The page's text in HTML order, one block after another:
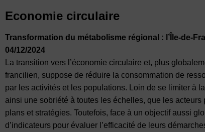
Economie circulaire
Transformation du métabolisme régional : l’Île-de-
04/12/2024
La transition vers l’économie circulaire et, plus
francilien, suppose de réduire la consommation de
par les activités et les populations. Loin de se limiter à
ainsi une sobriété à toutes les échelles, que les acteurs
plans et stratégies. Toutefois, face à un objectif aussi
d’indicateurs pour évaluer l’efficacité de leurs